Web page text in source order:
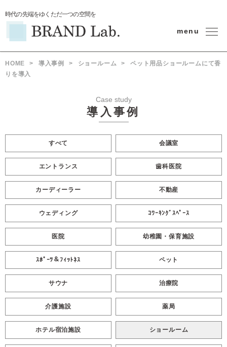
時代の先端をゆくただ一つの空間を
menu
HOME > 導入事例 > ショールーム >
ペット用品ショールームにて香
りを導入
Case study
導入事例
すべて 会議室
エントランス 歯科医院
カーディーラー 不動産
ウェディング ｺﾜｰｷﾝｸﾞｽﾍﾟｰｽ
医院 幼稚園・保育施設
ｽﾎﾟｰﾂ＆ﾌｨｯﾄﾈｽ ペット
サウナ 治療院
介護施設 薬局
ホテル宿泊施設 ショールーム